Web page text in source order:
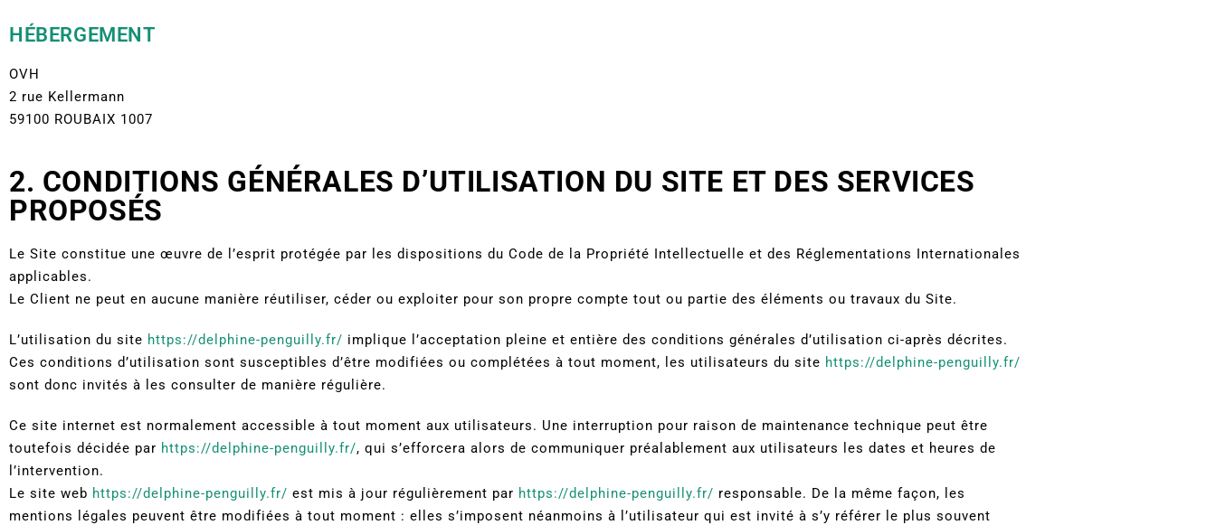
HÉBERGEMENT
OVH
2 rue Kellermann
59100 ROUBAIX 1007
2. CONDITIONS GÉNÉRALES D’UTILISATION DU SITE ET DES SERVICES
PROPOSÉS
Le Site constitue une œuvre de l’esprit protégée par les dispositions du Code de la Propriété Intellectuelle et des Réglementations Internationales
applicables.
Le Client ne peut en aucune manière réutiliser, céder ou exploiter pour son propre compte tout ou partie des éléments ou travaux du Site.
L’utilisation du site https://delphine-penguilly.fr/ implique l’acceptation pleine et entière des conditions générales d’utilisation ci-après décrites.
Ces conditions d’utilisation sont susceptibles d’être modifiées ou complétées à tout moment, les utilisateurs du site https://delphine-penguilly.fr/
sont donc invités à les consulter de manière régulière.
Ce site internet est normalement accessible à tout moment aux utilisateurs. Une interruption pour raison de maintenance technique peut être
toutefois décidée par https://delphine-penguilly.fr/, qui s’efforcera alors de communiquer préalablement aux utilisateurs les dates et heures de
l’intervention.
Le site web https://delphine-penguilly.fr/ est mis à jour régulièrement par https://delphine-penguilly.fr/ responsable. De la même façon, les
mentions légales peuvent être modifiées à tout moment : elles s’imposent néanmoins à l’utilisateur qui est invité à s’y référer le plus souvent